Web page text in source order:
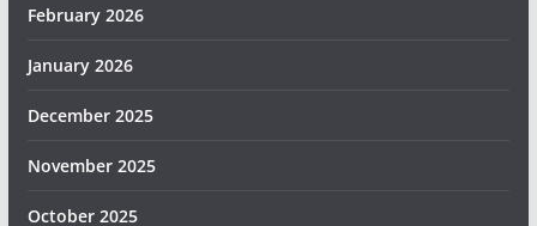
February 2026
January 2026
December 2025
November 2025
October 2025